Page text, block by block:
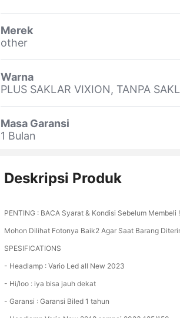
Merek
other
Warna
PLUS SAKLAR VIXION, TANPA
Masa Garansi
1 Bulan
Deskripsi Produk
PENTING : BACA Syarat & Kondisi Sebelum Membeli !
Mohon Dilihat Fotonya Baik2 Agar Saat Barang
SPESIFICATIONS
- Headlamp : Vario Led all New 2023
- Hi/loo : iya bisa jauh dekat
- Garansi : Garansi Biled 1 tahun